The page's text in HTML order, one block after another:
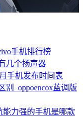
手机排行榜
几个扬声器
手机发布时间表
别_oppoencox蓝调版
能力强的手机是哪款